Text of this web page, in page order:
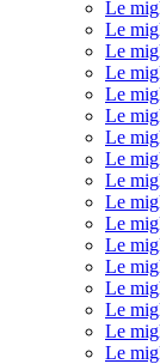
Le
Le
Le
Le
Le
Le
Le
Le
Le
Le
Le
Le
Le
Le
Le
Le
Le